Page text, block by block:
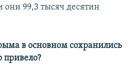
они 99,3 тысяч десятин
в основном сохранились
привело?